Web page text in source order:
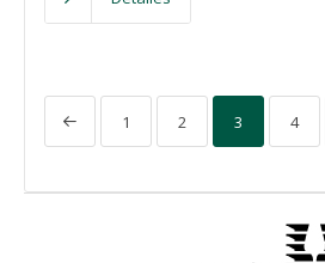
1 2 3 4